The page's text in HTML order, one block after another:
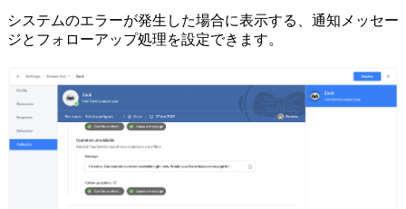
システムのエラーが発生した場合に表示する、通知メッセー
ジとフォローアップ処理を設定できます。